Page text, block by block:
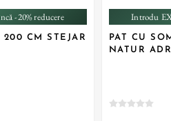
-20% reducere
200 CM STEJAR
Introdu
PAT CU
NATUR